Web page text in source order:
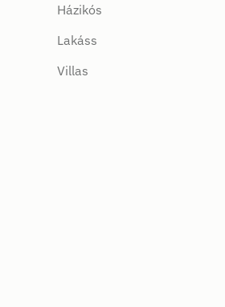
Házikós
Lakáss
Villas